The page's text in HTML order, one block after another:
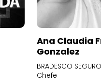
Ana Claudia
Gonzalez
BRADESCO
Chefe